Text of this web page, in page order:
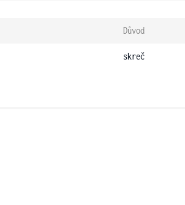
Důvod
skreč